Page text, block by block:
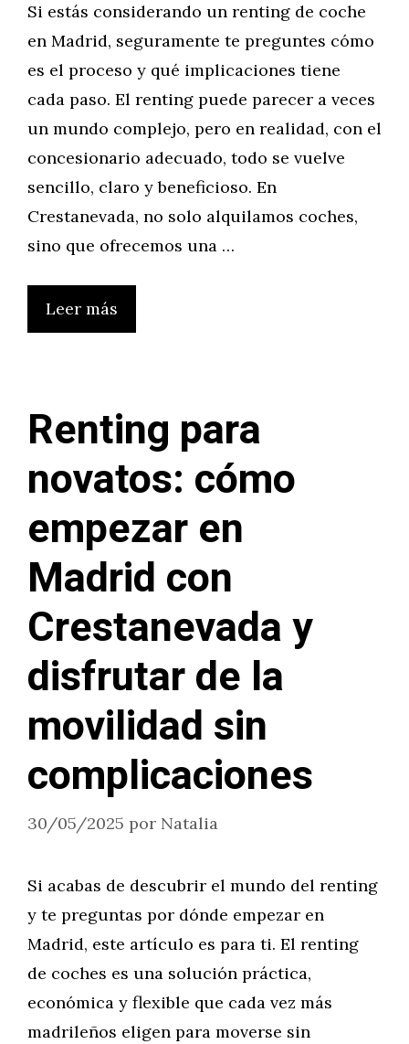
Si estás considerando un renting de coche
en Madrid, seguramente te preguntes cómo
es el proceso y qué implicaciones tiene
cada paso. El renting puede parecer a veces
un mundo complejo, pero en realidad, con el
concesionario adecuado, todo se vuelve
sencillo, claro y beneficioso. En
Crestanevada, no solo alquilamos coches,
sino que ofrecemos una …
Leer más
Renting para
novatos: cómo
empezar en
Madrid con
Crestanevada y
disfrutar de la
movilidad sin
complicaciones
30/05/2025 por Natalia
Si acabas de descubrir el mundo del renting
y te preguntas por dónde empezar en
Madrid, este artículo es para ti. El renting
de coches es una solución práctica,
económica y flexible que cada vez más
madrileños eligen para moverse sin